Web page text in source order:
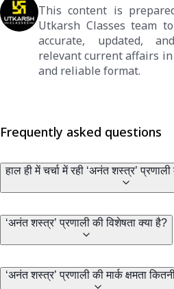
This content is
Utkarsh Classes team
accurate, updated,
relevant current affairs
and reliable format.
Frequently asked questions
हाल ही में चर्चा में रही ‘अनंत शस्त्र’ प्रणाली
‘अनंत शस्त्र’ प्रणाली की विशेषता क्या है?
‘अनंत शस्त्र’ प्रणाली की मार्क क्षमता